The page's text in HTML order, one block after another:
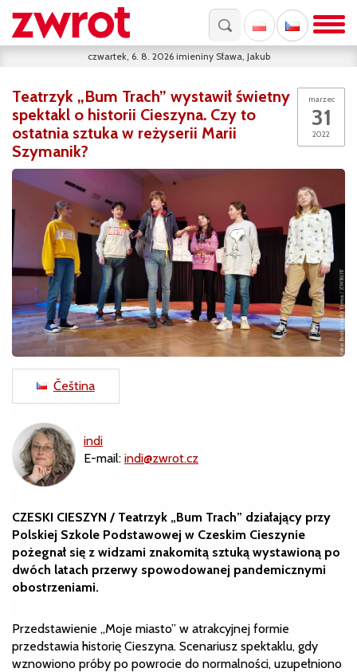
czwartek, 6. 8. 2026 imieniny Sława, Jakub
marzec
31
2022
Teatrzyk „Bum Trach” wystawił świetny
spektakl o historii Cieszyna. Czy to
ostatnia sztuka w reżyserii Marii
Szymanik?
Čeština
indi
E-mail: indi@zwrot.cz
CZESKI CIESZYN / Teatrzyk „Bum Trach” działający przy
Polskiej Szkole Podstawowej w Czeskim Cieszynie
pożegnał się z widzami znakomitą sztuką wystawioną po
dwóch latach przerwy spowodowanej pandemicznymi
obostrzeniami.
Przedstawienie „Moje miasto” w atrakcyjnej formie
przedstawia historię Cieszyna. Scenariusz spektaklu, gdy
wznowiono próby po powrocie do normalności, uzupełniono